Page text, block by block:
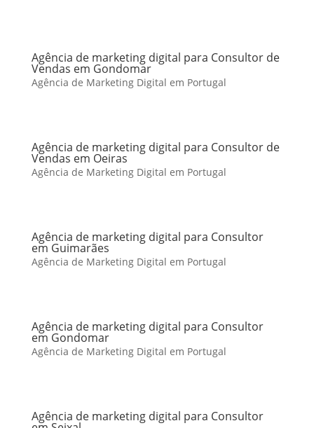
Agência de marketing digital para Consultor de
Vendas em Gondomar
Agência de Marketing Digital em Portugal
Agência de marketing digital para Consultor de
Vendas em Oeiras
Agência de Marketing Digital em Portugal
Agência de marketing digital para Consultor
em Guimarães
Agência de Marketing Digital em Portugal
Agência de marketing digital para Consultor
em Gondomar
Agência de Marketing Digital em Portugal
Agência de marketing digital para Consultor